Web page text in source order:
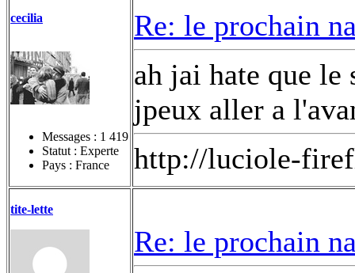
cecilia
Messages : 1 419
Statut : Experte
Pays : France
Re: le prochain
ah jai hate que
jpeux aller a
http://luciole-
tite-lette
Re: le prochain